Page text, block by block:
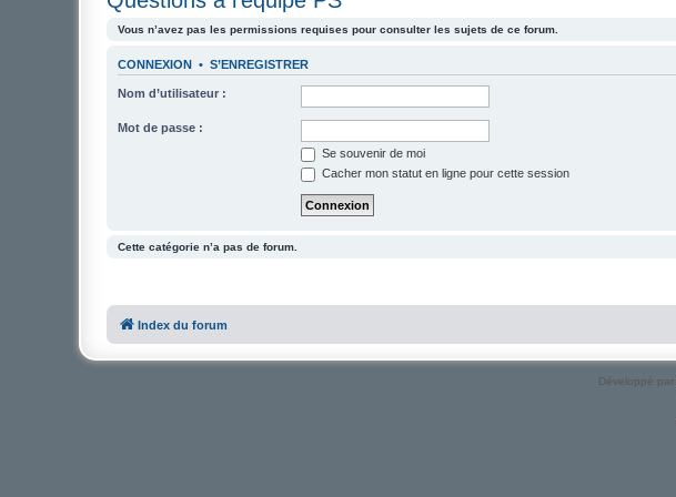
Vous n’avez pas les permissions requises pour consulter les sujets de ce forum.
CONNEXION • S’ENREGISTRER
Nom d’utilisateur :
Mot de passe :
Se souvenir de moi
Cacher mon statut en ligne pour cette session
Cette catégorie n’a pas de forum.
Index du forum
Développé par